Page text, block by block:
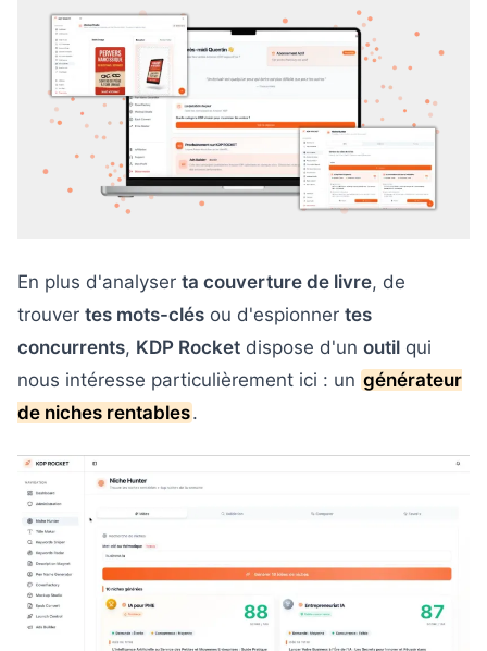
En plus d'analyser ta couverture de livre, de
trouver tes mots-clés ou d'espionner tes
concurrents, KDP Rocket dispose d'un outil qui
nous intéresse particulièrement ici : un générateur
de niches rentables.